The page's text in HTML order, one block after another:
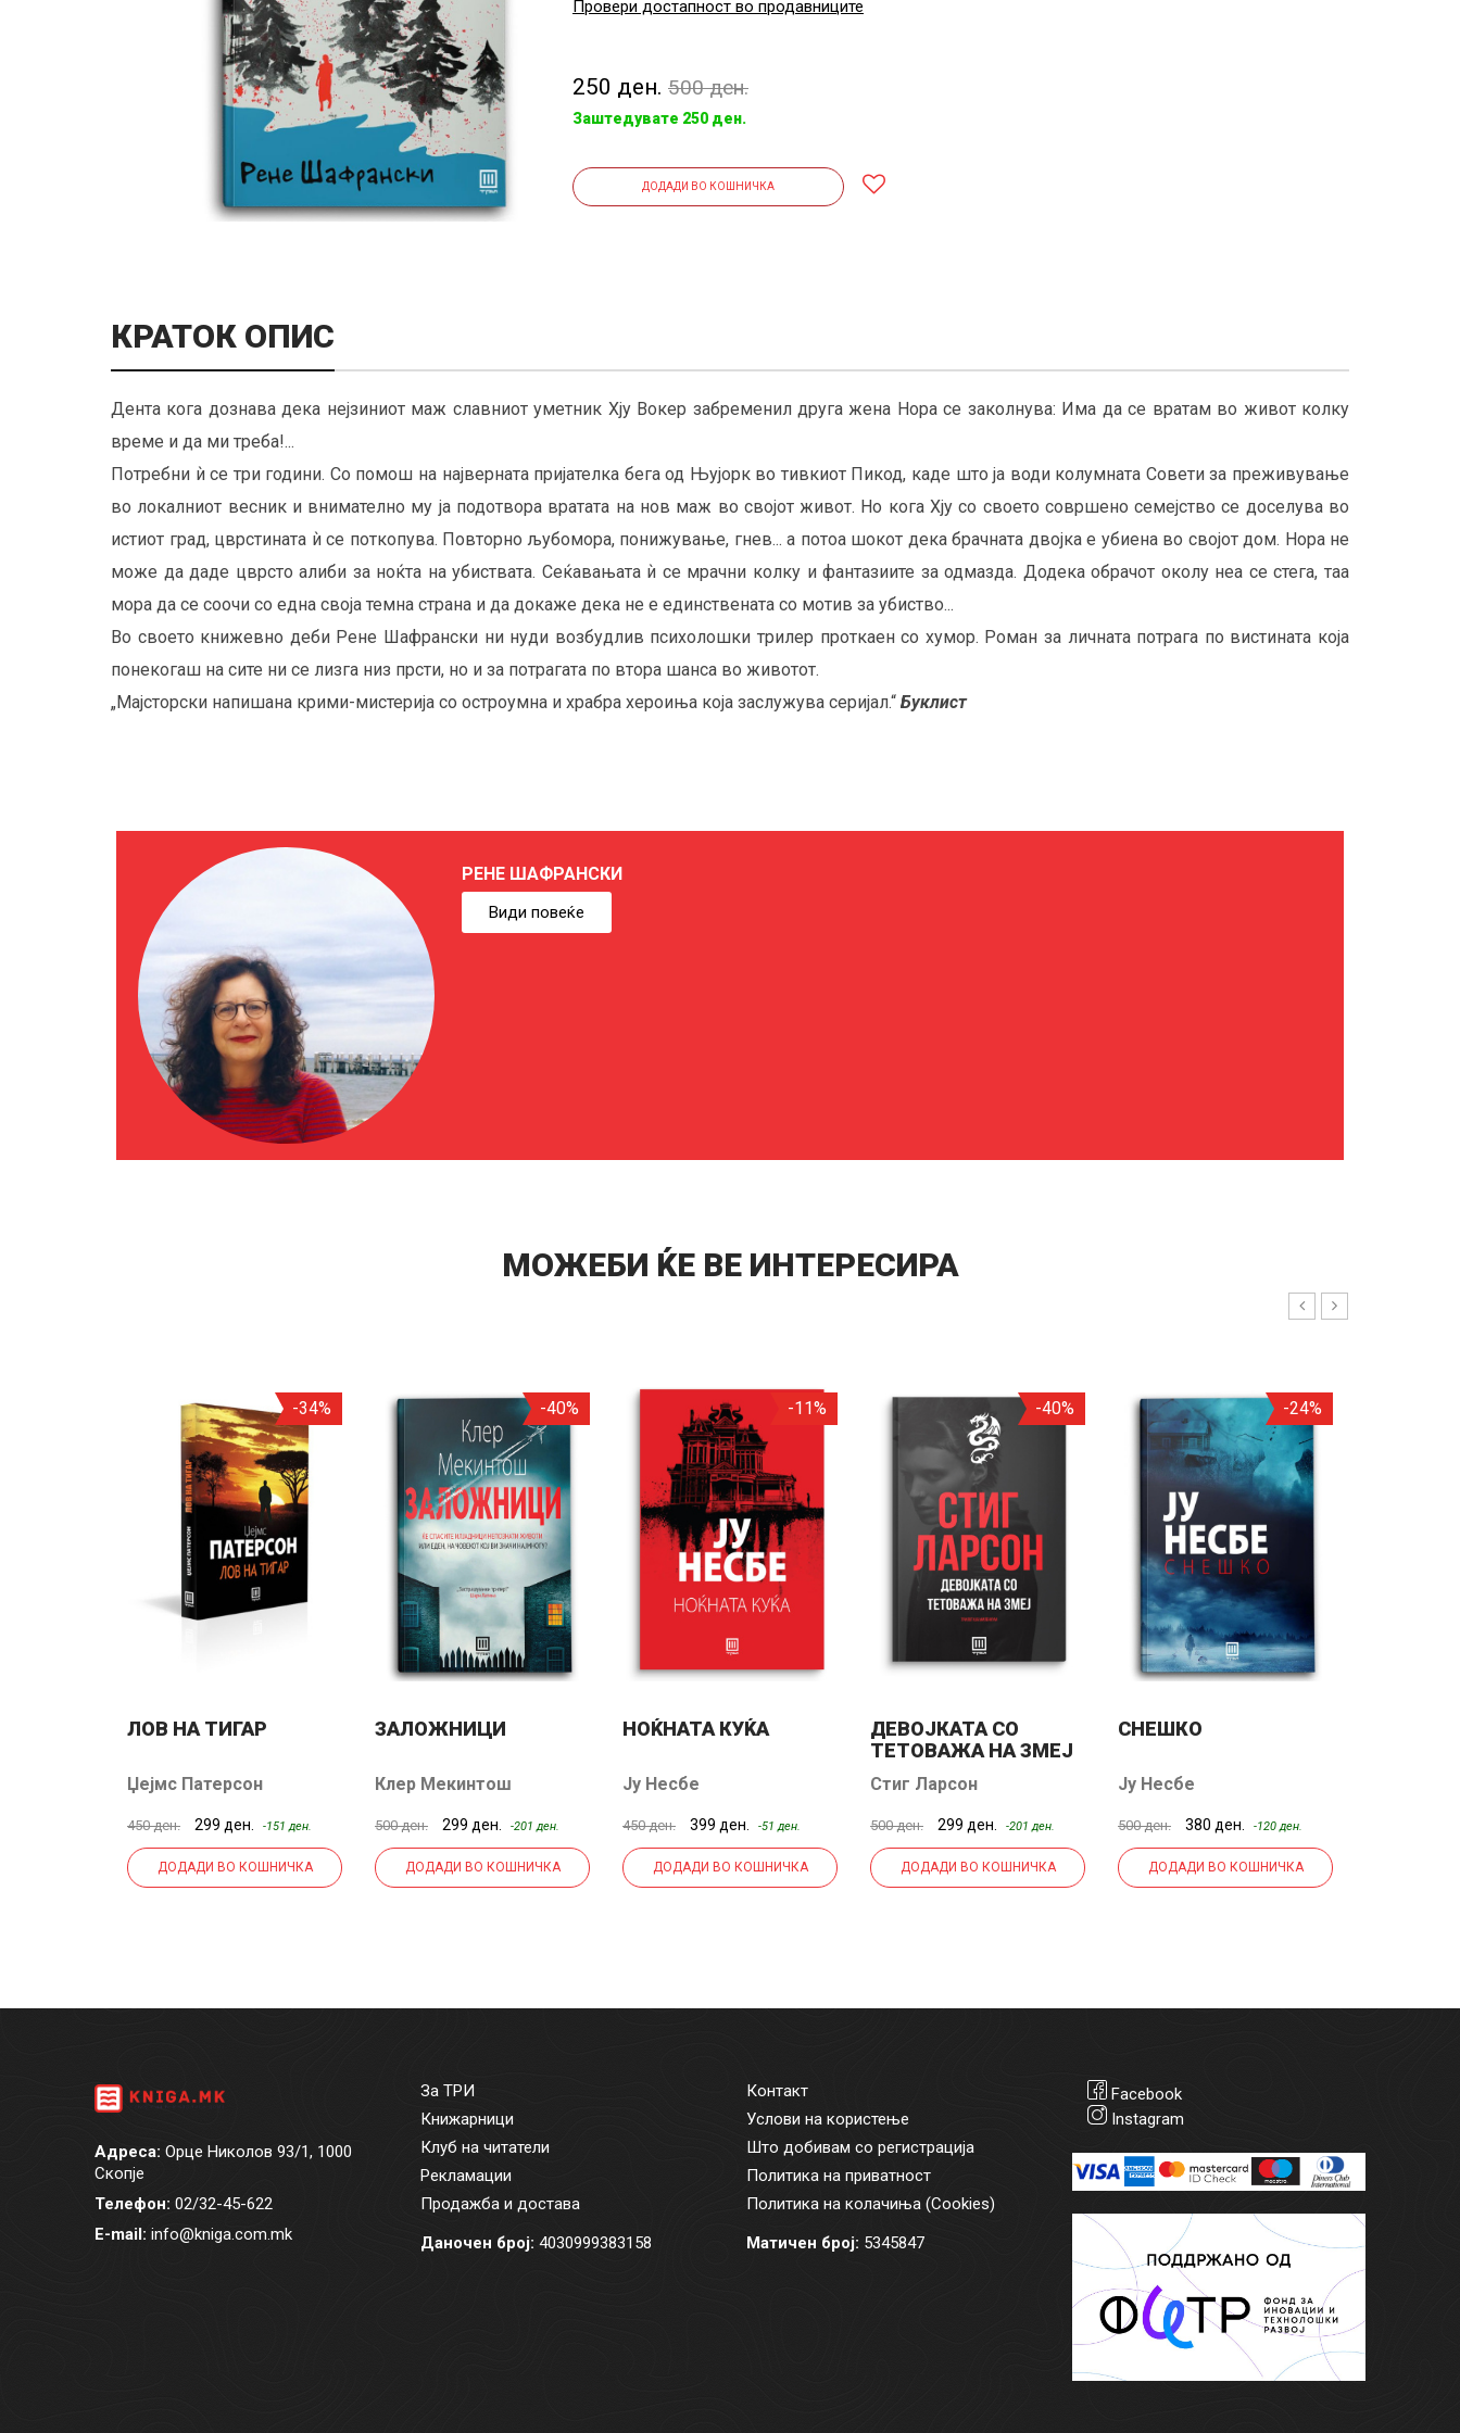
Провери достапност во продавниците
250 ден. 500 ден.
Заштедувате 250 ден.
ДОДАДИ ВО КОШНИЧКА
КРАТОК ОПИС
Дента кога дознава дека нејзиниот маж славниот уметник Хју Вокер забременил друга жена Нора се заколнува: Има да се вратам во живот колку
време и да ми треба!...
Потребни ѝ се три години. Со помош на најверната пријателка бега од Њујорк во тивкиот Пикод, каде што ја води колумната Совети за преживување
во локалниот весник и внимателно му ја подотвора вратата на нов маж во својот живот. Но кога Хју со своето совршено семејство се доселува во
истиот град, цврстината ѝ се поткопува. Повторно љубомора, понижување, гнев... а потоа шокот дека брачната двојка е убиена во својот дом. Нора не
може да даде цврсто алиби за ноќта на убиствата. Сеќавањата ѝ се мрачни колку и фантазиите за одмазда. Додека обрачот околу неа се стега, таа
мора да се соочи со една своја темна страна и да докаже дека не е единствената со мотив за убиство...
Во своето книжевно деби Рене Шафрански ни нуди возбудлив психолошки трилер проткаен со хумор. Роман за личната потрага по вистината која
понекогаш на сите ни се лизга низ прсти, но и за потрагата по втора шанса во животот.
„Мајсторски напишана крими-мистерија со остроумна и храбра хероиња која заслужува серијал.“ Буклист
РЕНЕ ШАФРАНСКИ
Види повеќе
МОЖЕБИ ЌЕ ВЕ ИНТЕРЕСИРА
-34%
ЛОВ НА ТИГАР
Џејмс Патерсон
450 ден. 299 ден. -151 ден.
ДОДАДИ ВО КОШНИЧКА
-40%
ЗАЛОЖНИЦИ
Клер Мекинтош
500 ден. 299 ден. -201 ден.
ДОДАДИ ВО КОШНИЧКА
-11%
НОЌНАТА КУЌА
Ју Несбе
450 ден. 399 ден. -51 ден.
ДОДАДИ ВО КОШНИЧКА
-40%
ДЕВОЈКАТА СО
ТЕТОВАЖА НА ЗМЕЈ
Стиг Ларсон
500 ден. 299 ден. -201 ден.
ДОДАДИ ВО КОШНИЧКА
-24%
СНЕШКО
Ју Несбе
500 ден. 380 ден. -120 ден.
ДОДАДИ ВО КОШНИЧКА
Адреса: Орце Николов 93/1, 1000
Скопје
Телефон: 02/32-45-622
E-mail: info@kniga.com.mk
За ТРИ
Книжарници
Клуб на читатели
Рекламации
Продажба и достава
Даночен број: 4030999383158
Контакт
Услови на користење
Што добивам со регистрација
Политика на приватност
Политика на колачиња (Cookies)
Матичен број: 5345847
Facebook
Instagram